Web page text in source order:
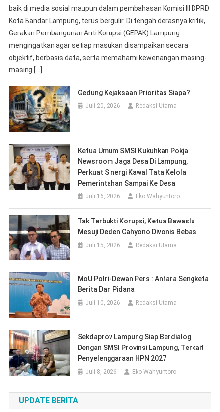
MoU Polri-Dewan Pers : Antara Sengketa
Berita Dan Pidana
Juli 10, 2026 Redaksi Utama
Penyelenggaraan HPN 2027
Juli 8, 2026 Eko Wahyuntoro
UPDATE BERITA
Bupati Ela Dorong Percepatan Izin Hutan Agar Listrik di
Kawasan Register Segera Menyala
Carenza Coffee 24 Jam Diduga Beroperasi Tanpa Izin,
BBWS Mesuji Sekampung Mangkir Saat Ukur Ulang, Ketua
Komisi 1 DPRD Meradang
Di Tengah Polemik Trotoar dan Halte, GEPAK Lampung
Dorong Kritik Berbasis Fakta dan Solusi
RSUD KH Ahmad Hanafiah Jalani Survei Akreditasi LAM-
KPRS, Targetkan Predikat Paripurna
CATEGORIES
COPYRIGHT